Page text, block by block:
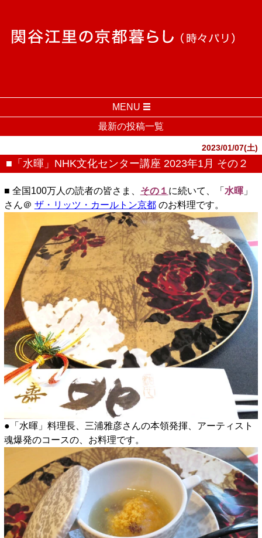
MENU
最新の投稿一覧
2023/01/07(土)
■「水暉」NHK文化センター講座 2023年1月 その２
■ 全国100万人の読者の皆さま、 その１ に続いて、「 水暉」
さん＠ ザ・リッツ・カールトン京都のお料理です。
●「水暉」料理長、三浦雅彦さんの本領発揮、アーティスト
魂爆発のコースの、お料理です。